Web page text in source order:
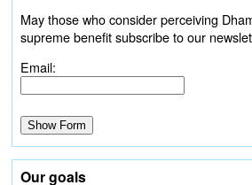
May those who consider perceiving
supreme benefit subscribe to our
Email:
Our goals